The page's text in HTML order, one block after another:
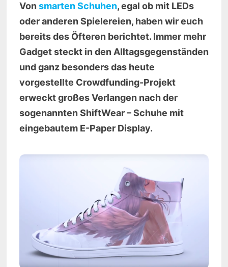
Von smarten Schuhen, egal ob mit LEDs
oder anderen Spielereien, haben wir euch
bereits des Öfteren berichtet. Immer mehr
Gadget steckt in den Alltagsgegenständen
und ganz besonders das heute
vorgestellte Crowdfunding-Projekt
erweckt großes Verlangen nach der
sogenannten ShiftWear – Schuhe mit
eingebautem E-Paper Display.